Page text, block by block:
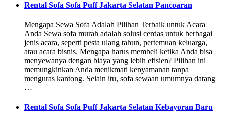
Rental Sofa Sofa Puff Jakarta Selatan Pancoaran
Mengapa Sewa Sofa Adalah Pilihan Terbaik untuk Acara
Anda Sewa sofa murah adalah solusi cerdas untuk berbagai
jenis acara, seperti pesta ulang tahun, pertemuan keluarga,
atau acara bisnis. Mengapa harus membeli ketika Anda bisa
menyewanya dengan biaya yang lebih efisien? Pilihan ini
memungkinkan Anda menikmati kenyamanan tanpa
menguras kantong. Selain itu, sofa sewaan umumnya datang
…
Rental Sofa Sofa Puff Jakarta Selatan Kebayoran Baru